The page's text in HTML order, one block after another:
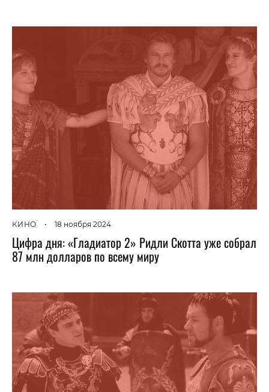
КИНО • 18 ноября 2024
Цифра дня: «Гладиатор 2» Ридли Скотта уже собрал
87 млн долларов по всему миру